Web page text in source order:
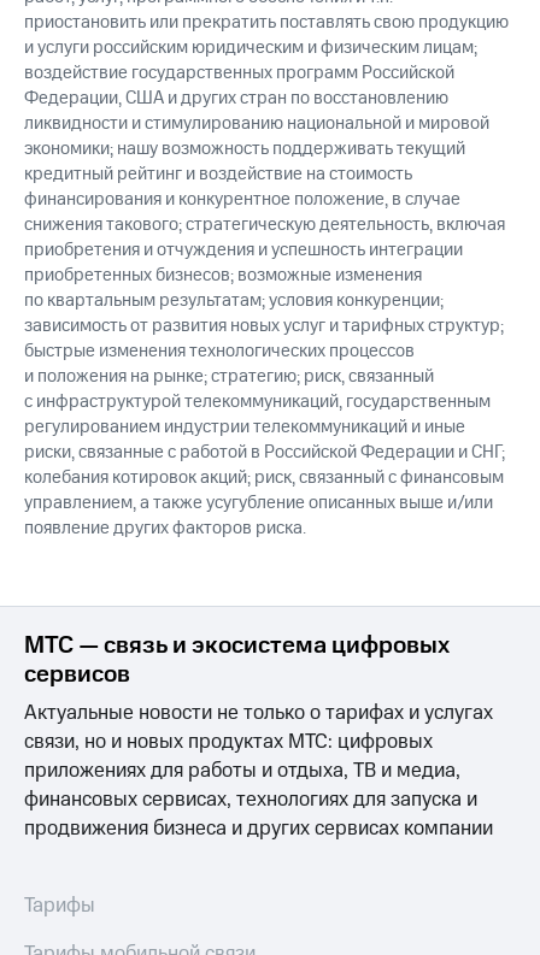
приостановить или прекратить поставлять свою продукцию
и услуги российским юридическим и физическим лицам;
воздействие государственных программ Российской
Федерации, США и других стран по восстановлению
ликвидности и стимулированию национальной и мировой
экономики; нашу возможность поддерживать текущий
кредитный рейтинг и воздействие на стоимость
финансирования и конкурентное положение, в случае
снижения такового; стратегическую деятельность, включая
приобретения и отчуждения и успешность интеграции
приобретенных бизнесов; возможные изменения
по квартальным результатам; условия конкуренции;
зависимость от развития новых услуг и тарифных структур;
быстрые изменения технологических процессов
и положения на рынке; стратегию; риск, связанный
с инфраструктурой телекоммуникаций, государственным
регулированием индустрии телекоммуникаций и иные
риски, связанные с работой в Российской Федерации и СНГ;
колебания котировок акций; риск, связанный с финансовым
управлением, а также усугубление описанных выше и/или
появление других факторов риска.
МТС — связь и экосистема цифровых
сервисов
Актуальные новости не только о тарифах и услугах
связи, но и новых продуктах МТС: цифровых
приложениях для работы и отдыха, ТВ и медиа,
финансовых сервисах, технологиях для запуска и
продвижения бизнеса и других сервисах компании
Тарифы